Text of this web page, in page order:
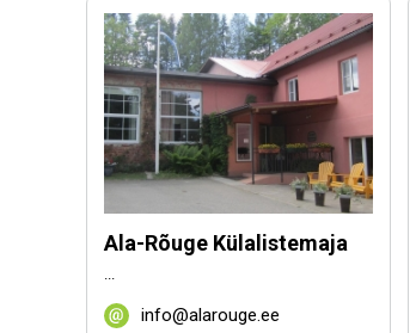
Ala-Rõuge Külalistemaja
...
info@alarouge.ee